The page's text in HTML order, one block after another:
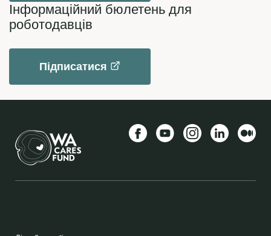
Інформаційний бюлетень для
роботодавців
Підписатися